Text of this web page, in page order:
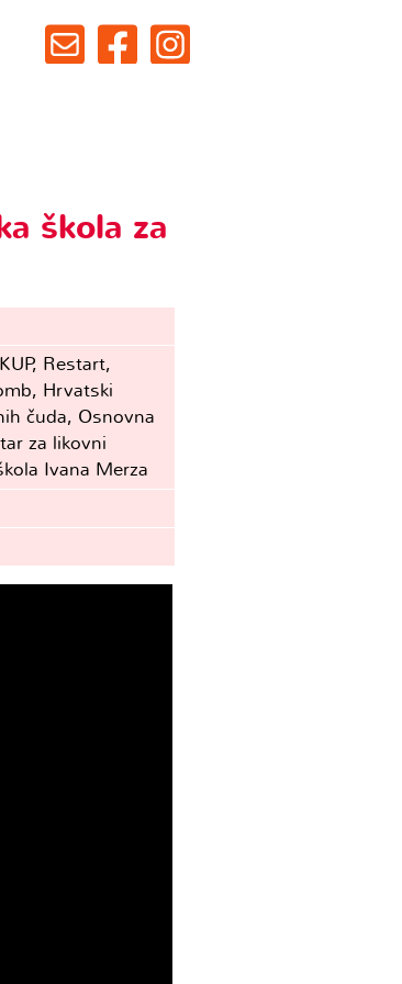
škola za
Restart,
Hrvatski
čuda, Osnovna
za likovni
Ivana Merza